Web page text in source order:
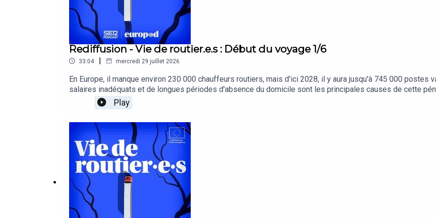
Rediffusion - Vie de routier.e.s : Début du voyage 1/6
33:04 | mercredi 29 juillet 2026
En Europe, il manque environ 230 000 chauffeurs routiers, mais d'ici 2028, il y aura jusqu'à 745 000
salaires inadéquats et de longues périodes d'absence du domicile sont les principales causes de cette
bien plus complexe. Afin de comprendre les raisons de cette grave pénurie de main-d'œuvre et ce qu'elle
personnelles, nous avons voyagé en camion entre l'Espagne, la France et l'Allemagne. Notre voyage
Commission européenne.
Play